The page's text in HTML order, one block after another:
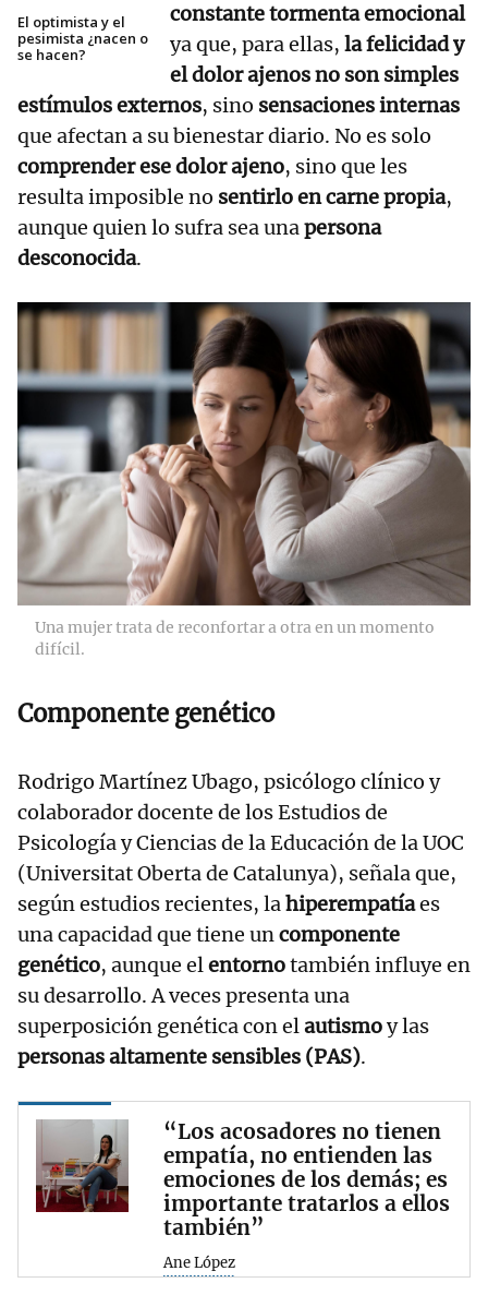
El optimista y el
pesimista ¿nacen o
se hacen?
constante tormenta emocional
ya que, para ellas, la felicidad y
el dolor ajenos no son simples
estímulos externos, sino sensaciones internas
que afectan a su bienestar diario. No es solo
comprender ese dolor ajeno, sino que les
resulta imposible no sentirlo en carne propia,
aunque quien lo sufra sea unapersona
desconocida.
Una mujer trata de reconfortar a otra en un momento
difícil.
Componente genético
Rodrigo Martínez Ubago, psicólogo clínico y
colaborador docente de los Estudios de
Psicología y Ciencias de la Educación de la UOC
(Universitat Oberta de Catalunya), señala que,
según estudios recientes, lahiperempatíaes
una capacidad que tiene uncomponente
genético, aunque elentornotambién influye en
su desarrollo. A veces presenta una
superposición genética con elautismoy las
personas altamente sensibles (PAS).
“Los acosadores no tienen
empatía, no entienden las
emociones de los demás; es
importante tratarlos a ellos
también”
Ane López